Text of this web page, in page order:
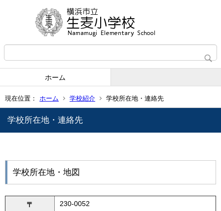
ホーム
現在位置： ホーム 学校紹介 学校所在地・連絡先
学校所在地・連絡先
学校所在地・地図
〒
230-0052